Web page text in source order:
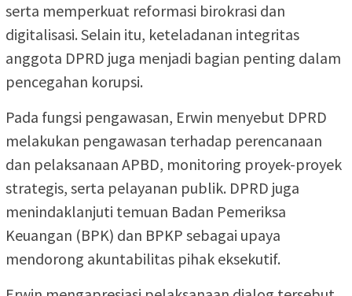
serta memperkuat reformasi birokrasi dan
digitalisasi. Selain itu, keteladanan integritas
anggota DPRD juga menjadi bagian penting dalam
pencegahan korupsi.
Pada fungsi pengawasan, Erwin menyebut DPRD
melakukan pengawasan terhadap perencanaan
dan pelaksanaan APBD, monitoring proyek-proyek
strategis, serta pelayanan publik. DPRD juga
menindaklanjuti temuan Badan Pemeriksa
Keuangan (BPK) dan BPKP sebagai upaya
mendorong akuntabilitas pihak eksekutif.